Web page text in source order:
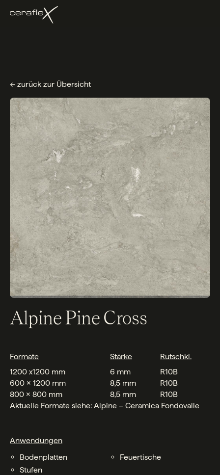
← zurück zur Übersicht
Alpine Pine Cross
Formate Stärke
Rutschkl.
1200 x1200 mm
6 mm
R10B
600 x 1200 mm
8,5 mm
R10B
800 x 800 mm
8,5 mm
R10B
Aktuelle Formate siehe: Alpine – Ceramica Fondovalle
Anwendungen
Bodenplatten
Feuertische
Stufen